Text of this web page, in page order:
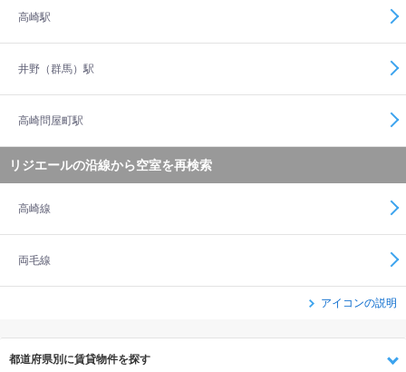
高崎駅
井野（群馬）駅
高崎問屋町駅
リジエールの沿線から空室を再検索
高崎線
両毛線
アイコンの説明
都道府県別に賃貸物件を探す